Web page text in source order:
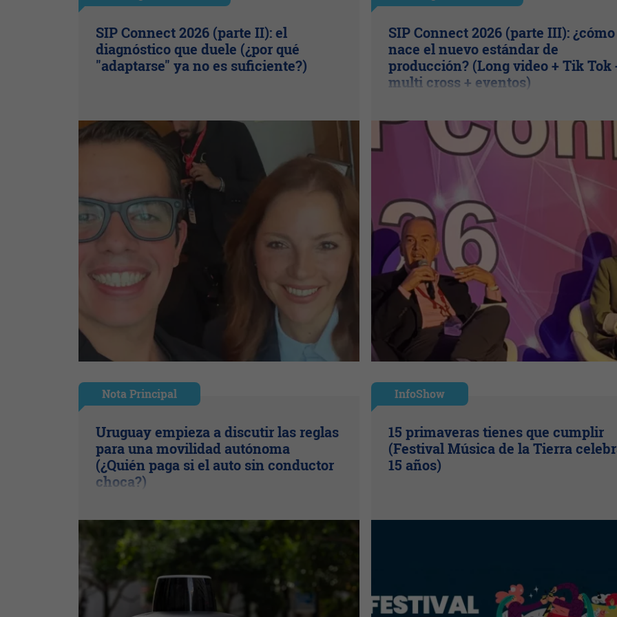
SIP Connect 2026 (parte II): el
diagnóstico que duele (¿por qué
"adaptarse" ya no es suficiente?)
SIP Connect 2026 (parte III): ¿cómo
nace el nuevo estándar de
producción? (Long video + Tik Tok
multi cross + eventos)
Nota Principal
Uruguay empieza a discutir las reglas
para una movilidad autónoma
(¿Quién paga si el auto sin conductor
choca?)
InfoShow
15 primaveras tienes que cumplir
(Festival Música de la Tierra
15 años)